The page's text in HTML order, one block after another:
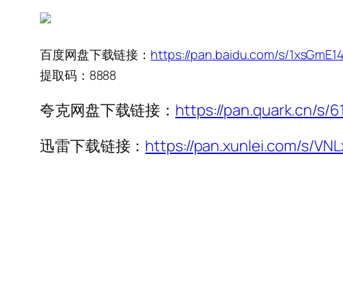
百度网盘下载链接： https://pan.baidu.com/s/
提取码：8888
夸克网盘下载链接： https://pan.quark.cn/s/
迅雷下载链接： https://pan.xunlei.com/s/